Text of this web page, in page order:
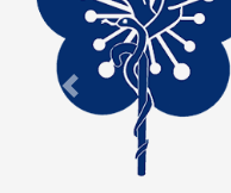
Previous